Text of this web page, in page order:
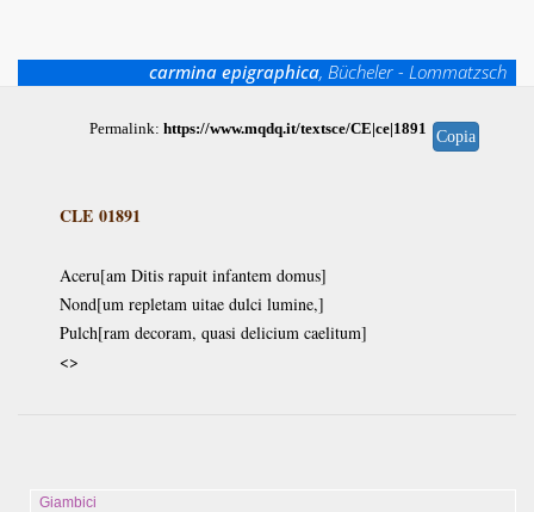
carmina epigraphica, Bücheler - Lommatzsch
Permalink: https://www.mqdq.it/textsce/CE|ce|1891 Copia
CLE 01891
Aceru[am Ditis rapuit infantem domus]
Nond[um repletam uitae dulci lumine,]
Pulch[ram decoram, quasi delicium caelitum]
<>
Giambici